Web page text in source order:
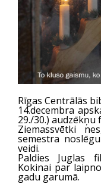
Rīgas Centrālās
14.decembra
29./30.)
Ziemassvētki
semestra
veidi.
Paldies Juglas
Kokinai par
gadu garumā.